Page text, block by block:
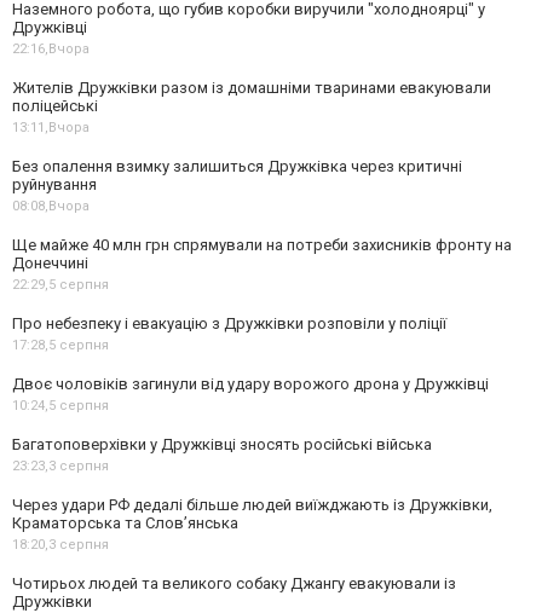
Наземного робота, що губив коробки виручили "холодноярці" у
Дружківці
22:16, Вчора
Жителів Дружківки разом із домашніми тваринами евакуювали
поліцейські
13:11, Вчора
Без опалення взимку залишиться Дружківка через критичні
руйнування
08:08, Вчора
Ще майже 40 млн грн спрямували на потреби захисників фронту на
Донеччині
22:29,5 серпня
Про небезпеку і евакуацію з Дружківки розповіли у поліції
17:28,5 серпня
Двоє чоловіків загинули від удару ворожого дрона у Дружківці
10:24,5 серпня
Багатоповерхівки у Дружківці зносять російські війська
23:23,3 серпня
Через удари РФ дедалі більше людей виїжджають із Дружківки,
Краматорська та Слов’янська
18:20,3 серпня
Чотирьох людей та великого собаку Джангу евакуювали із
Дружківки